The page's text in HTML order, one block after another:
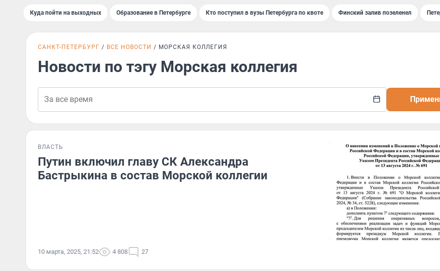
Куда пойти на выходных Образование в Петербурге Кто поступил в вузы Петербурга по квоте Финский залив позеленел
САНКТ-ПЕТЕРБУРГ ВСЕ НОВОСТИ МОРСКАЯ КОЛЛЕГИЯ
Новости по тэгу Морская коллегия
ВЛАСТЬ
Путин включил главу СК Александра
Бастрыкина в состав Морской коллегии
10 марта, 2025, 21:52 4 808 27